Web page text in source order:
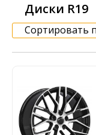
Диски R19
Сортировать